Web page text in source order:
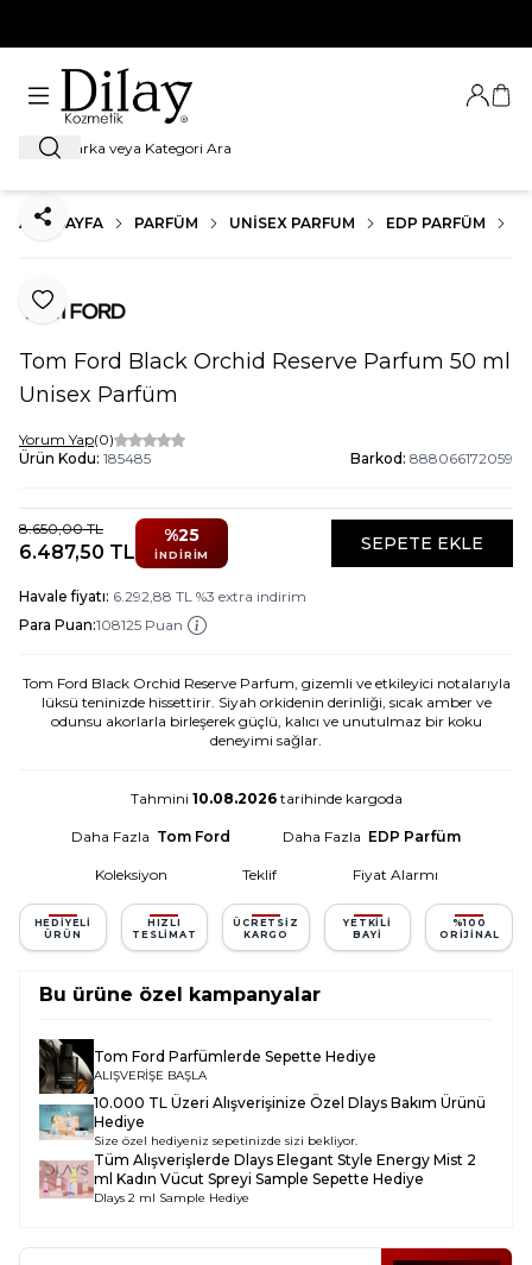
Ara
Giriş
ANA SAYFA PARFÜM UNISEX PARFUM EDP PARFÜM
Favoriye Ekle
Paylaş
Tom Ford Black Orchid Reserve Parfum 50 ml
Unisex Parfüm
Yorum Yap(0)
Ürün Kodu: 185485 Barkod: 888066172059
8.650,00TL
6.487,50 TL
%25
İNDIRIM
SEPETE EKLE
Havale fiyatı: 6.292,88 TL %3 extra indirim
Para Puan:108125 Puan
Tom Ford Black Orchid Reserve Parfum, gizemli ve etkileyici notalarıyla
lüksü teninizde hissettirir. Siyah orkidenin derinliği, sıcak amber ve
odunsu akorlarla birleşerek güçlü, kalıcı ve unutulmaz bir koku
deneyimi sağlar.
Tahmini 10.08.2026tarihinde kargoda
Daha Fazla Tom Ford Daha Fazla EDP Parfüm
Koleksiyon Teklif Fiyat Alarmı
HEDIYELI
ÜRÜN
HIZLI
TESLIMAT
ÜCRETSIZ
KARGO
YETKILI
BAYI
%100
ORIJINAL
Bu ürüne özel kampanyalar
Tom Ford Parfümlerde Sepette Hediye
ALIŞVERİŞE BAŞLA
10.000 TL Üzeri Alışverişinize Özel Dlays Bakım Ürünü
Hediye
Size özel hediyeniz sepetinizde sizi bekliyor.
Tüm Alışverişlerde Dlays Elegant Style Energy Mist 2
ml Kadın Vücut Spreyi Sample Sepette Hediye
Dlays 2 ml Sample Hediye